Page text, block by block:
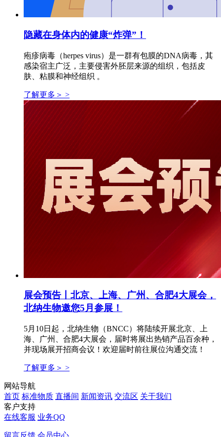
隐藏在身体内的健康“炸弹”！
疱疹病毒（herpes virus）是一群有包膜的DNA病毒，其
感染宿主广泛，主要侵害外胚层来源的组织，包括皮
肤、粘膜和神经组织 。
了解更多＞ >
展会预告丨北京、上海、广州、合肥4大展会，
北纳生物邀您5月参展！
5月10日起，北纳生物（BNCC）将陆续开展北京、上
海、广州、合肥4大展会，届时将展出热销产品百余种，
并现场展开招商会议！欢迎届时前往展位沟通交流！
了解更多＞ >
网站导航
首页 标准物质 直播间 新闻资讯 交流区 关于我们
客户支持
在线客服 业务QQ